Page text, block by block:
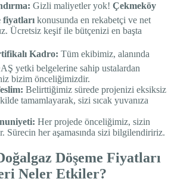
Gizli maliyetler yok! Çekmeköy
fiyatları konusunda en rekabetçi ve net
Ücretsiz keşif ile bütçenizi en başta
Kadro: Tüm ekibimiz, alanında
yetki belgelerine sahip ustalardan
bizim önceliğimizdir.
Belirttiğimiz sürede projenizi eksiksiz
tamamlayarak, sizi sıcak yuvanıza
Her projede önceliğimiz, sizin
Sürecin her aşamasında sizi bilgilendiririz.
Döşeme Fiyatları
Neler Etkiler?